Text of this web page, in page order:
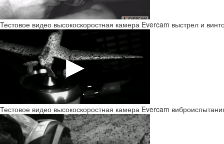
Тестовое видео высокоскоростная камера Evercam выстрел и
Тестовое видео высокоскоростная камера Evercam